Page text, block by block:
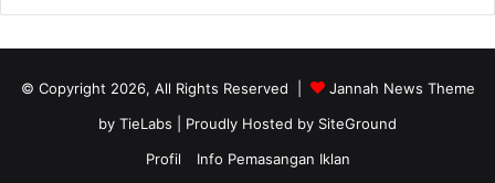
© Copyright 2026, All Rights Reserved |
Jannah News Theme
by TieLabs | Proudly Hosted by SiteGround
Profil
Info Pemasangan Iklan